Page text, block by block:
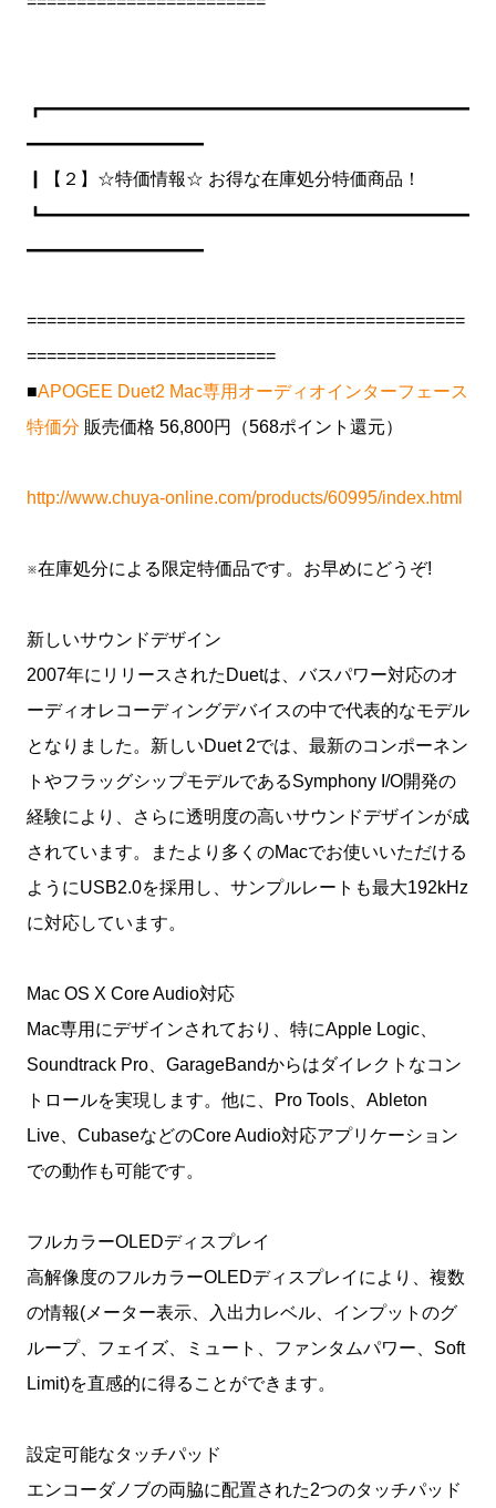
┏━━━━━━━━━━━━━━━━━━━━━━━━
━━━━━━━━━━
┃【２】☆特価情報☆ お得な在庫処分特価商品！
┗━━━━━━━━━━━━━━━━━━━━━━━━
━━━━━━━━━━
============================================
=========================
■APOGEE Duet2 Mac専用オーディオインターフェース
特価分 販売価格 56,800円（568ポイント還元）
http://www.chuya-online.com/products/60995/index.html
※在庫処分による限定特価品です。お早めにどうぞ!
新しいサウンドデザイン
2007年にリリースされたDuetは、バスパワー対応のオ
ーディオレコーディングデバイスの中で代表的なモデル
となりました。新しいDuet 2では、最新のコンポーネン
トやフラッグシップモデルであるSymphony I/O開発の
経験により、さらに透明度の高いサウンドデザインが成
されています。またより多くのMacでお使いいただける
ようにUSB2.0を採用し、サンプルレートも最大192kHz
に対応しています。
Mac OS X Core Audio対応
Mac専用にデザインされており、特にApple Logic、
Soundtrack Pro、GarageBandからはダイレクトなコン
トロールを実現します。他に、Pro Tools、Ableton
Live、CubaseなどのCore Audio対応アプリケーション
での動作も可能です。
フルカラーOLEDディスプレイ
高解像度のフルカラーOLEDディスプレイにより、複数
の情報(メーター表示、入出力レベル、インプットのグ
ループ、フェイズ、ミュート、ファンタムパワー、Soft
Limit)を直感的に得ることができます。
設定可能なタッチパッド
エンコーダノブの両脇に配置された2つのタッチパッド